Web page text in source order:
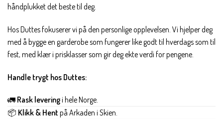
håndplukket det beste til deg.
Hos Duttes fokuserer vi på den personlige opplevelsen. Vi hjelper deg
med å bygge en garderobe som fungerer like godt til hverdags som til
fest, med klær i prisklasser som gir deg ekte verdi for pengene.
Handle trygt hos Duttes:
🚛 Rask leveringi hele Norge.
📦 Klikk & Hent på Arkaden i Skien.